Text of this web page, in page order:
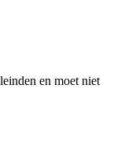
en moet niet